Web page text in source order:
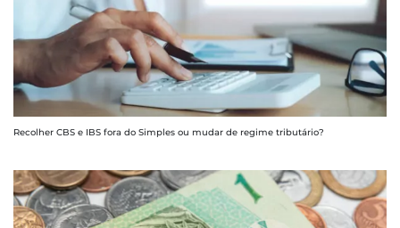
Recolher CBS e IBS fora do Simples ou mudar de regime tributário?